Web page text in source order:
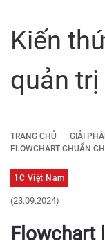
Kiến
quản trị
TRANG CHỦ GIẢI
FLOWCHART CHUẨN
1C Việt Nam
(23.09.2024)
Flowchart